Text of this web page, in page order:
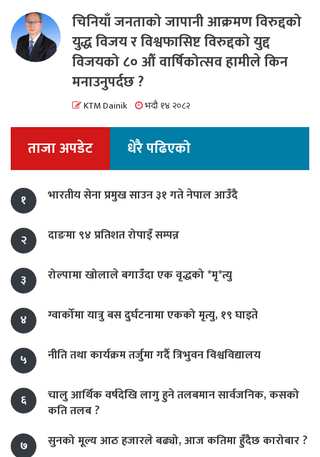
चिनियाँ जनताको जापानी आक्रमण विरुद्दको
युद्ध विजय र विश्वफासिष्ट विरुद्दको युद्द
विजयको ८० औं वार्षिकोत्सव हामीले किन
मनाउनुपर्दछ ?
KTM Dainik भदौ १४ २०८२
ताजा अपडेट धेरै पढिएको
१ भारतीय सेना प्रमुख साउन ३१ गते नेपाल आउँदै
२ दाङमा ९४ प्रतिशत रोपाइँ सम्पन्न
३ रोल्पामा खोलाले बगाउँदा एक वृद्धको *मृ*त्यु
४ ग्वार्कोमा यात्रु बस दुर्घटनामा एकको मृत्यु, १९ घाइते
५ नीति तथा कार्यक्रम तर्जुमा गर्दै त्रिभुवन विश्वविद्यालय
६
चालु आर्थिक वर्षदेखि लागु हुने तलबमान सार्वजनिक, कसको
कति तलब ?
७
सुनको मूल्य आठ हजारले बढ्यो, आज कतिमा हुँदैछ कारोबार ?